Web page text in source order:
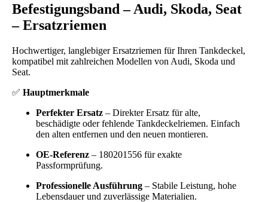
Befestigungsband – Audi, Skoda, Seat
– Ersatzriemen
Hochwertiger, langlebiger Ersatzriemen für Ihren Tankdeckel,
kompatibel mit zahlreichen Modellen von Audi, Skoda und
Seat.
✅ Hauptmerkmale
Perfekter Ersatz – Direkter Ersatz für alte,
beschädigte oder fehlende Tankdeckelriemen. Einfach
den alten entfernen und den neuen montieren.
OE-Referenz – 180201556 für exakte
Passformprüfung.
Professionelle Ausführung – Stabile Leistung, hohe
Lebensdauer und zuverlässige Materialien.